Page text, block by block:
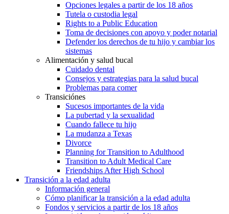
Opciones legales a partir de los 18 años
Tutela o custodia legal
Rights to a Public Education
Toma de decisiones con apoyo y poder notarial
Defender los derechos de tu hijo y cambiar los
sistemas
Alimentación y salud bucal
Cuidado dental
Consejos y estrategias para la salud bucal
Problemas para comer
Transiciónes
Sucesos importantes de la vida
La pubertad y la sexualidad
Cuando fallece tu hijo
La mudanza a Texas
Divorce
Planning for Transition to Adulthood
Transition to Adult Medical Care
Friendships After High School
Transición a la edad adulta
Información general
Cómo planificar la transición a la edad adulta
Fondos y servicios a partir de los 18 años